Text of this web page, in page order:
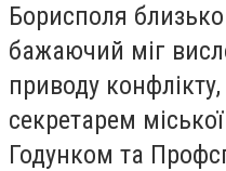
Борисполя
бажаючий міг
приводу
секретарем
Годунком та